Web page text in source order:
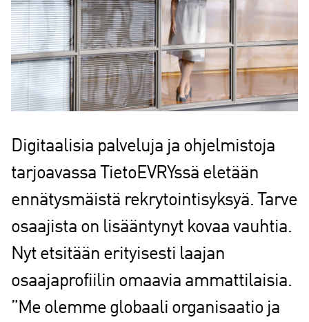
Digitaalisia palveluja ja ohjelmistoja
tarjoavassa TietoEVRYssä eletään
ennätysmäistä rekrytointisyksyä. Tarve
osaajista on lisääntynyt kovaa vauhtia.
Nyt etsitään erityisesti laajan
osaajaprofiilin omaavia ammattilaisia.
”Me olemme globaali organisaatio ja